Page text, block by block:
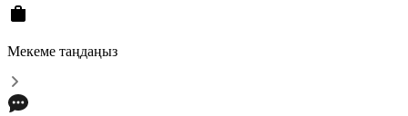
Мекеме таңдаңыз